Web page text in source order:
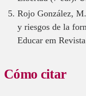
Rojo González,
y riesgos de la
Educar em
Cómo citar